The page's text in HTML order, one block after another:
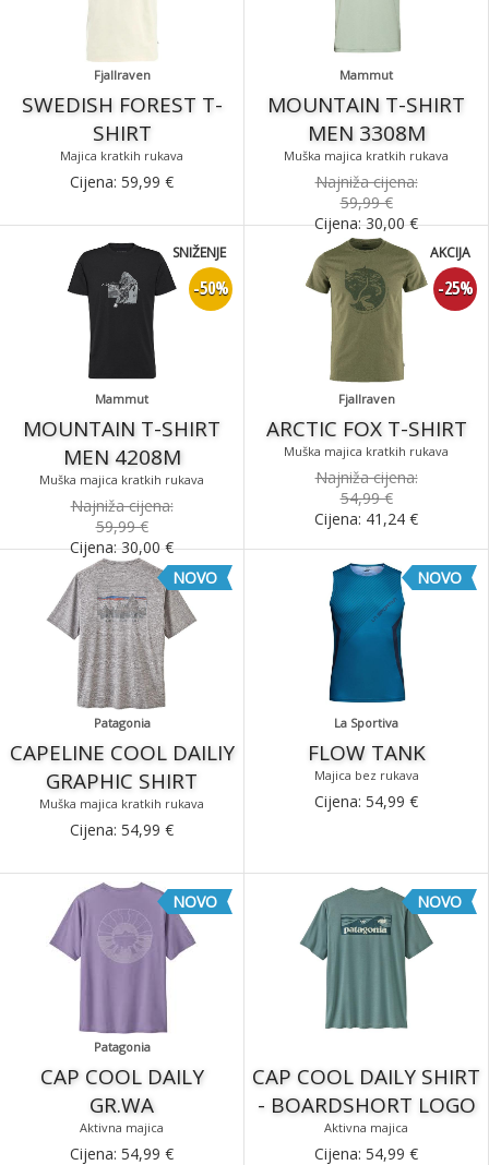
Fjallraven
SWEDISH FOREST T-
SHIRT
Majica kratkih rukava
Cijena: 59,99 €
Mammut
MOUNTAIN T-SHIRT
MEN 3308M
Muška majica kratkih rukava
Najniža cijena:
59,99 €
Cijena:30,00€
Mammut
MOUNTAIN T-SHIRT
MEN 4208M
Muška majica kratkih rukava
-50%
SNIŽENJE
Najniža cijena:
59,99 €
Cijena:30,00€
Fjallraven
ARCTIC FOX T-SHIRT
Muška majica kratkih rukava
-25%
AKCIJA
Najniža cijena:
54,99 €
Cijena: 41,24 €
Patagonia
CAPELINE COOL DAILIY
GRAPHIC SHIRT
Muška majica kratkih rukava
NOVO
Cijena: 54,99 €
La Sportiva
FLOW TANK
Majica bez rukava
NOVO
Cijena: 54,99 €
Patagonia
CAP COOL DAILY
GR.WA
Aktivna majica
NOVO
Cijena: 54,99 €
CAP COOL DAILY SHIRT
- BOARDSHORT LOGO
Aktivna majica
NOVO
Cijena: 54,99 €